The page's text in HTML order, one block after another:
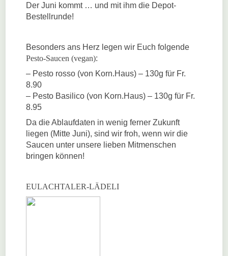
Der Juni kommt … und mit ihm die Depot-
Bestellrunde!
Besonders ans Herz legen wir Euch folgende
Pesto-Saucen (vegan):
– Pesto rosso (von Korn.Haus) – 130g für Fr.
8.90
– Pesto Basilico (von Korn.Haus) – 130g für Fr.
8.95
Da die Ablaufdaten in wenig ferner Zukunft
liegen (Mitte Juni), sind wir froh, wenn wir die
Saucen unter unsere lieben Mitmenschen
bringen können!
EULACHTALER-LÄDELI